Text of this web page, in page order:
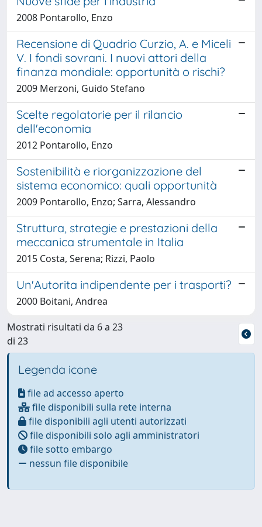
2008 Pontarollo, Enzo
Recensione di Quadrio Curzio, A. e Miceli
V. I fondi sovrani. I nuovi attori della
finanza mondiale: opportunità o rischi?
2009 Merzoni, Guido Stefano
Scelte regolatorie per il rilancio
dell'economia
2012 Pontarollo, Enzo
Sostenibilità e riorganizzazione del
sistema economico: quali opportunità
2009 Pontarollo, Enzo; Sarra, Alessandro
Struttura, strategie e prestazioni della
meccanica strumentale in Italia
2015 Costa, Serena; Rizzi, Paolo
Un'Autorita indipendente per i trasporti?
2000 Boitani, Andrea
Mostrati risultati da 6 a 23
di 23
Legenda icone
file ad accesso aperto
file disponibili sulla rete interna
file disponibili agli utenti autorizzati
file disponibili solo agli amministratori
file sotto embargo
nessun file disponibile